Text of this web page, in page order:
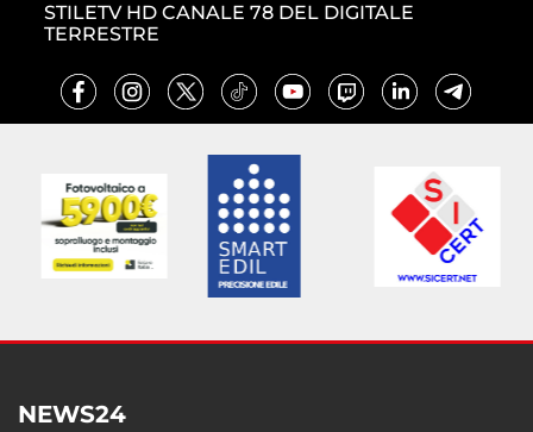
STILETV HD CANALE 78 DEL DIGITALE
TERRESTRE
NEWS24